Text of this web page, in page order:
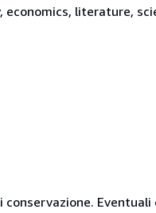
literature,
conservazione.